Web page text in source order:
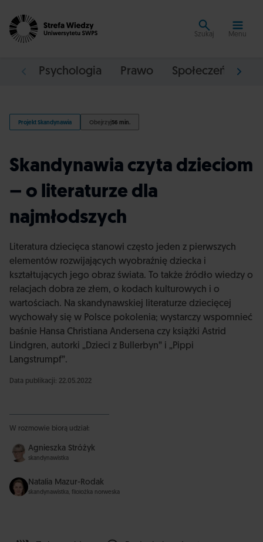
Szukaj Menu
Psychologia Prawo Społeczeństwo
Projekt Skandynawia Obejrzyj56 min.
Skandynawia czyta dzieciom
– o literaturze dla
najmłodszych
Literatura dziecięca stanowi często jeden z pierwszych
elementów rozwijających wyobraźnię dziecka i
kształtujących jego obraz świata. To także źródło wiedzy o
relacjach dobra ze złem, o kodach kulturowych i o
wartościach. Na skandynawskiej literaturze dziecięcej
wychowały się w Polsce pokolenia; wystarczy wspomnieć
baśnie Hansa Christiana Andersena czy książki Astrid
Lindgren, autorki „Dzieci z Bullerbyn” i „Pippi
Langstrumpf”.
Data publikacji: 22.05.2022
W rozmowie biorą udział:
Agnieszka Stróżyk
skandynawistka
Natalia Mazur-Rodak
skandynawistka, filolożka norweska